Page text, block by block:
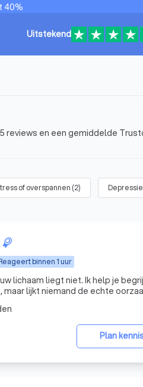
40%
Uitstekend
reviews en een gemiddelde
of overspannen (2)
binnen 1 uur
liegt niet. Ik help je begrijpen waarom. Voel je
lijkt niemand de echte
Plan